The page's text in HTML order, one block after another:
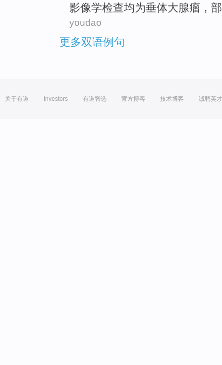
影像学检查均为垂体大腺瘤，
youdao
更多双语例句
关于有道 Investors 有道智选 官方博客 技术博客 诚聘英才